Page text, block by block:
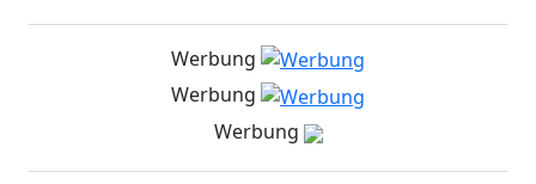
Werbung
Werbung
Werbung